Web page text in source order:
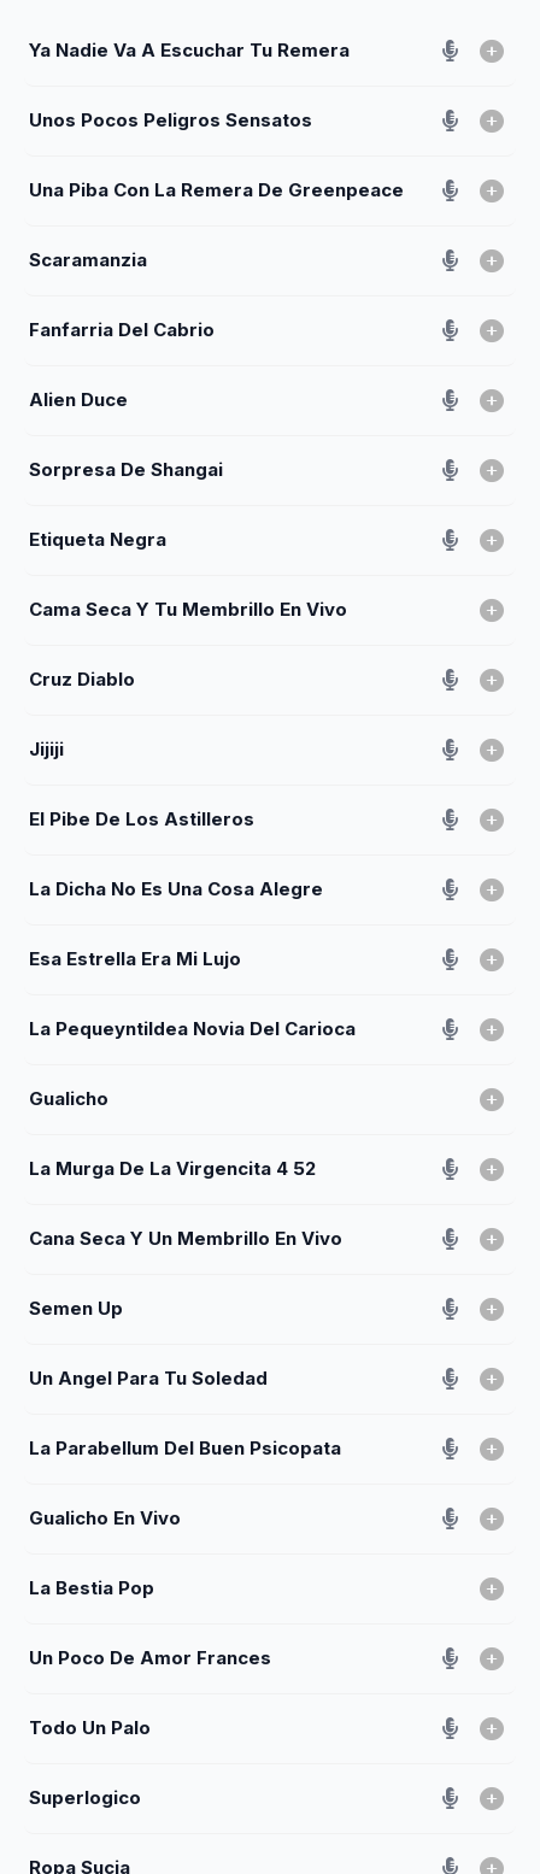
Ya Nadie Va A Escuchar Tu Remera
Unos Pocos Peligros Sensatos
Una Piba Con La Remera De Greenpeace
Scaramanzia
Fanfarria Del Cabrio
Alien Duce
Sorpresa De Shangai
Etiqueta Negra
Cama Seca Y Tu Membrillo En Vivo
Cruz Diablo
Jijiji
El Pibe De Los Astilleros
La Dicha No Es Una Cosa Alegre
Esa Estrella Era Mi Lujo
La Pequeyntildea Novia Del Carioca
Gualicho
La Murga De La Virgencita 4 52
Cana Seca Y Un Membrillo En Vivo
Semen Up
Un Angel Para Tu Soledad
La Parabellum Del Buen Psicopata
Gualicho En Vivo
La Bestia Pop
Un Poco De Amor Frances
Todo Un Palo
Superlogico
Ropa Sucia